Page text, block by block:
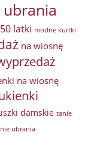
latki modne kurtki
na wiosnę
na wiosnę
damskie tanie
ubrania